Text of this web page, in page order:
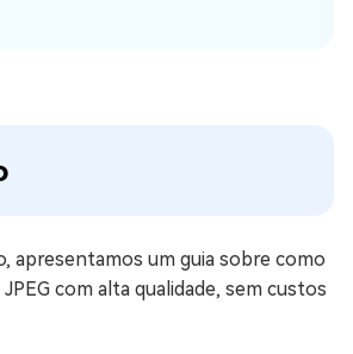
apresentamos um guia sobre como
com alta qualidade, sem custos